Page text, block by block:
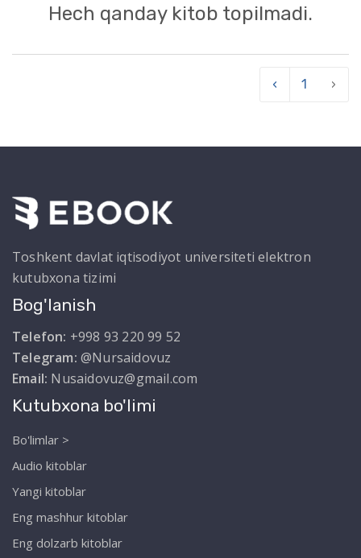
Hech qanday kitob topilmadi.
‹ 1 ›
Toshkent davlat iqtisodiyot universiteti elektron
kutubxona tizimi
Bog'lanish
Telefon: +998 93 220 99 52
Telegram: @Nursaidovuz
Email: Nusaidovuz@gmail.com
Kutubxona bo'limi
Bo'limlar >
Audio kitoblar
Yangi kitoblar
Eng mashhur kitoblar
Eng dolzarb kitoblar